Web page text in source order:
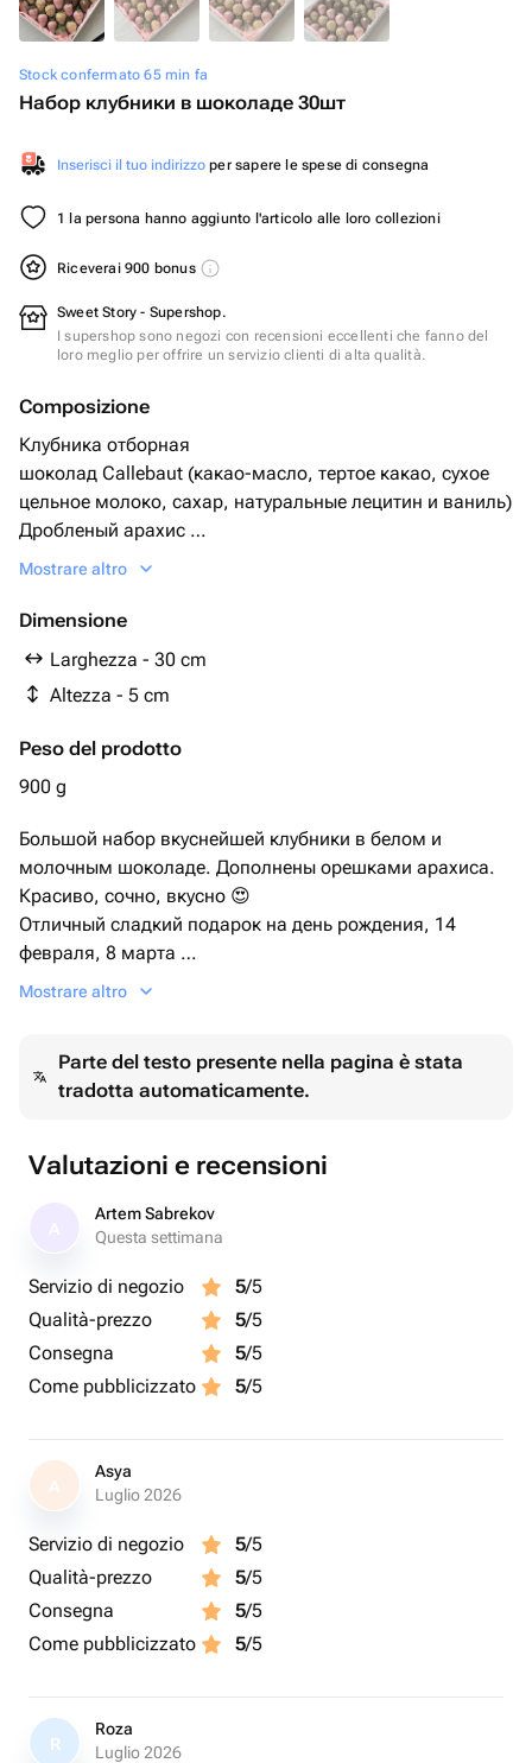
Stock confermato 65 min fa
Набор клубники в шоколаде 30шт
Inserisci il tuo indirizzo per sapere le spese di consegna
1 la persona hanno aggiunto l'articolo alle loro collezioni
Riceverai 900 bonus
Sweet Story - Supershop.
I supershop sono negozi con recensioni eccellenti che fanno del
loro meglio per offrire un servizio clienti di alta qualità.
Composizione
Клубника отборная
шоколад Callebaut (какао-масло, тертое какао, сухое
цельное молоко, сахар, натуральные лецитин и ваниль)
Дробленый арахис
Коробка
Mostrare altro
Dimensione
Larghezza - 30 cm
Altezza - 5 cm
Peso del prodotto
900 g
Большой набор вкуснейшей клубники в белом и
молочным шоколаде. Дополнены орешками арахиса.
Красиво, сочно, вкусно 😍
Отличный сладкий подарок на день рождения, 14
февраля, 8 марта
Для любимой.
Mostrare altro
Parte del testo presente nella pagina è stata
tradotta automaticamente.
Valutazioni e recensioni
Artem Sabrekov
Questa settimana
Servizio di negozio 5/5
Qualità-prezzo
5/5
Consegna
5/5
Come pubblicizzato
5/5
A
Asya
Luglio 2026
Servizio di negozio 5/5
Qualità-prezzo
5/5
Consegna
5/5
Come pubblicizzato
5/5
R
Roza
Luglio 2026